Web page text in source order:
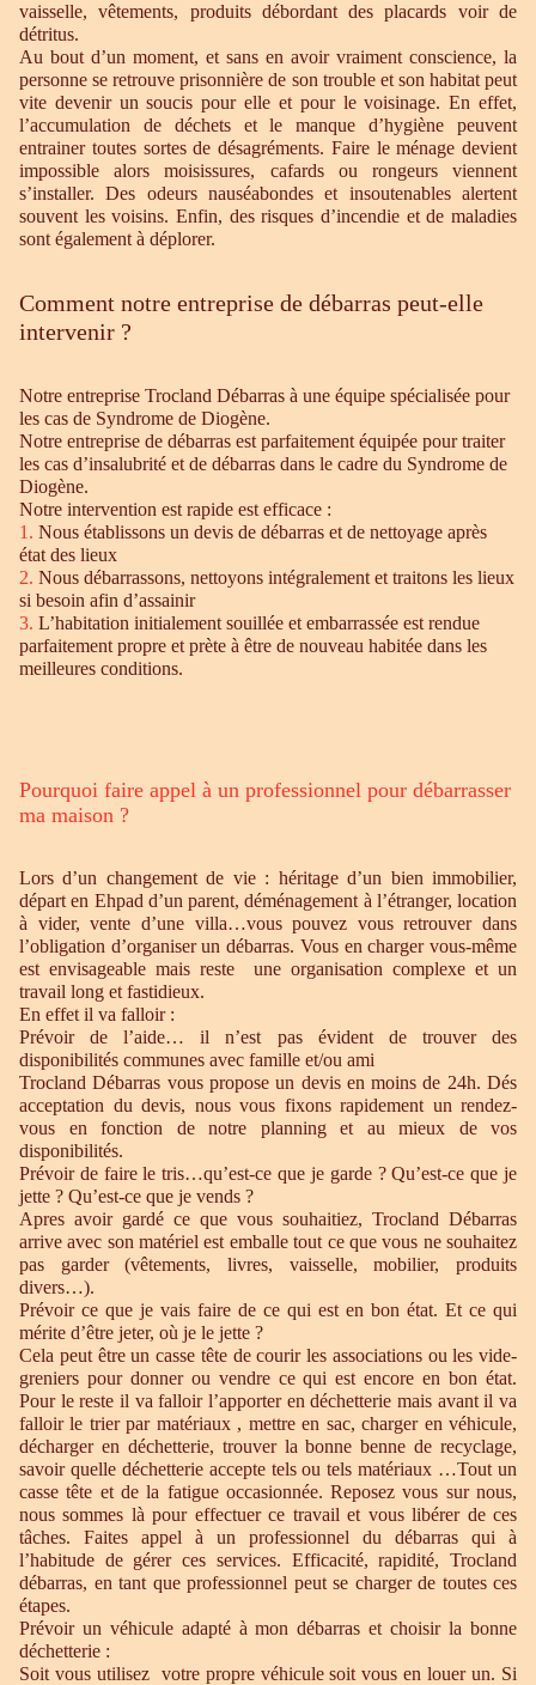
vaisselle, vêtements, produits débordant des placards voir de
détritus.
Au bout d’un moment, et sans en avoir vraiment conscience, la
personne se retrouve prisonnière de son trouble et son habitat peut
vite devenir un soucis pour elle et pour le voisinage. En effet,
l’accumulation de déchets et le manque d’hygiène peuvent
entrainer toutes sortes de désagréments. Faire le ménage devient
impossible alors moisissures, cafards ou rongeurs viennent
s’installer. Des odeurs nauséabondes et insoutenables alertent
souvent les voisins. Enfin, des risques d’incendie et de maladies
sont également à déplorer.
Comment notre entreprise de débarras peut-elle
intervenir ?
Notre entreprise Trocland Débarras à une équipe spécialisée pour
les cas de Syndrome de Diogène.
Notre entreprise de débarras est parfaitement équipée pour traiter
les cas d’insalubrité et de débarras dans le cadre du Syndrome de
Diogène.
Notre intervention est rapide est efficace :
1. Nous établissons un devis de débarras et de nettoyage après
état des lieux
2. Nous débarrassons, nettoyons intégralement et traitons les lieux
si besoin afin d’assainir
3. L’habitation initialement souillée et embarrassée est rendue
parfaitement propre et prète à être de nouveau habitée dans les
meilleures conditions.
Pourquoi faire appel à un professionnel pour débarrasser
ma maison ?
Lors d’un changement de vie : héritage d’un bien immobilier,
départ en Ehpad d’un parent, déménagement à l’étranger, location
à vider, vente d’une villa…vous pouvez vous retrouver dans
l’obligation d’organiser un débarras. Vous en charger vous-même
est envisageable mais reste une organisation complexe et un
travail long et fastidieux.
En effet il va falloir :
Prévoir de l’aide… il n’est pas évident de trouver des
disponibilités communes avec famille et/ou ami
Trocland Débarras vous propose un devis en moins de 24h. Dés
acceptation du devis, nous vous fixons rapidement un rendez-
vous en fonction de notre planning et au mieux de vos
disponibilités.
Prévoir de faire le tris…qu’est-ce que je garde ? Qu’est-ce que je
jette ? Qu’est-ce que je vends ?
Apres avoir gardé ce que vous souhaitiez, Trocland Débarras
arrive avec son matériel est emballe tout ce que vous ne souhaitez
pas garder (vêtements, livres, vaisselle, mobilier, produits
divers…).
Prévoir ce que je vais faire de ce qui est en bon état. Et ce qui
mérite d’être jeter, où je le jette ?
Cela peut être un casse tête de courir les associations ou les vide-
greniers pour donner ou vendre ce qui est encore en bon état.
Pour le reste il va falloir l’apporter en déchetterie mais avant il va
falloir le trier par matériaux , mettre en sac, charger en véhicule,
décharger en déchetterie, trouver la bonne benne de recyclage,
savoir quelle déchetterie accepte tels ou tels matériaux …Tout un
casse tête et de la fatigue occasionnée. Reposez vous sur nous,
nous sommes là pour effectuer ce travail et vous libérer de ces
tâches. Faites appel à un professionnel du débarras qui à
l’habitude de gérer ces services. Efficacité, rapidité, Trocland
débarras, en tant que professionnel peut se charger de toutes ces
étapes.
Prévoir un véhicule adapté à mon débarras et choisir la bonne
déchetterie :
Soit vous utilisez votre propre véhicule soit vous en louer un. Si